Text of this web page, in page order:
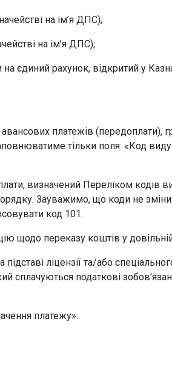
на ім’я ДПС);
на ім’я ДПС);
єдиний рахунок, відкритий у
платежів (передоплати),
тільки поля: «Код виду
визначений Переліком кодів
Зауважимо, що коди не
код 101.
щодо переказу коштів у
ліцензії та/або
сплачуються податкові
платежу».